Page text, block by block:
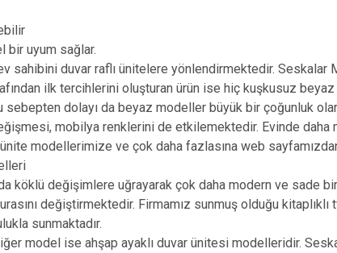
bir uyum sağlar.
sahibini duvar raflı ünitelere yönlendirmektedir.
ilk tercihlerini oluşturan ürün ise hiç kuşkusuz
sebepten dolayı da beyaz modeller büyük bir çoğunluk
mobilya renklerini de etkilemektedir. Evinde
modellerimize ve çok daha fazlasına web
köklü değişimlere uğrayarak çok daha modern ve sade
değiştirmektedir. Firmamız sunmuş olduğu
sunmaktadır.
model ise ahşap ayaklı duvar ünitesi modelleridir.